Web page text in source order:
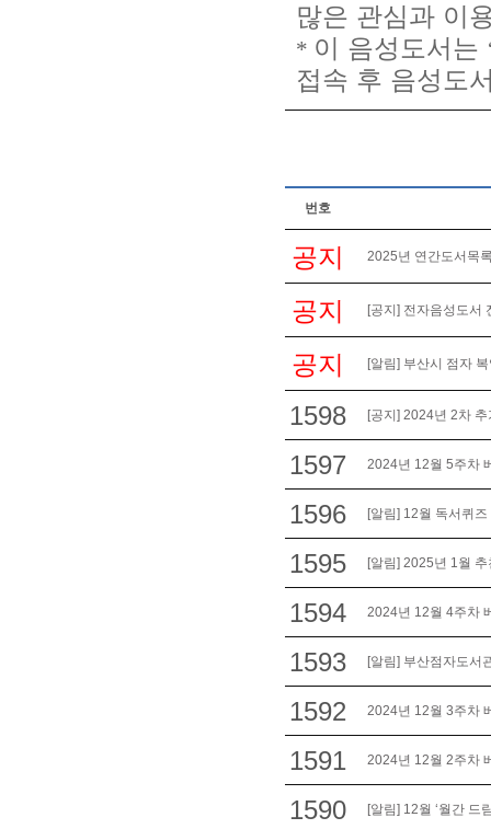
많은 관심과 이
* 이 음성도서는
접속 후 음성도
번호
공지 2025년 연간도서목
공지 [공지] 전자음성도서
공지 [알림] 부산시 점자
1598 [공지] 2024년 2차
1597 2024년 12월 5주차
1596 [알림] 12월 독서퀴
1595 [알림] 2025년 1월
1594 2024년 12월 4주차
1593 [알림] 부산점자도서
1592 2024년 12월 3주차
1591 2024년 12월 2주차
1590 [알림] 12월 ‘월간 드